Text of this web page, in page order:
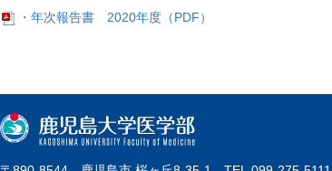
・年次報告書 2020年度（PDF）